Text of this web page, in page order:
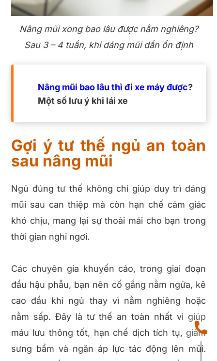
Nâng mũi xong bao lâu được nằm nghiêng?
Sau 3 – 4 tuần, khi dáng mũi dần ổn định
Nâng mũi bao lâu thì đi xe máy được?
Một số lưu ý khi lái xe
Gợi ý tư thế ngủ an toàn
sau nâng mũi
Ngủ đúng tư thế không chỉ giúp duy trì dáng
mũi sau can thiệp mà còn hạn chế cảm giác
khó chịu, mang lại sự thoải mái cho bạn trong
thời gian nghỉ ngơi.
Các chuyên gia khuyến cáo, trong giai đoạn
đầu hậu phẫu, bạn nên cố gắng nằm ngửa, kê
cao đầu khi ngủ thay vì nằm nghiêng hoặc
nằm sấp. Đây là tư thế an toàn nhất vì giúp
máu lưu thông tốt, hạn chế dịch tích tụ, giảm
sưng bầm và ngăn áp lực tác động lên mũi.